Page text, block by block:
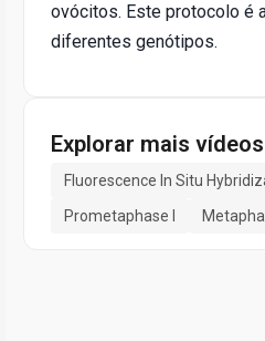
ovócitos. Este protocolo é
diferentes genótipos.
Explorar mais vídeos
Fluorescence In Situ
Prometaphase I